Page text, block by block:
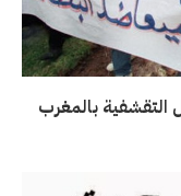
بالمغرب